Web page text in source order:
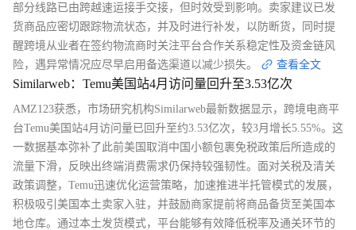
部分线路已由跨越速运接手交接，但时效受到影响。卖家建议已发
货商品应密切跟踪物流状态，并及时进行补发，以防断货，同时提
醒跨境从业者在签约物流商时关注平台合作关系稳定性及资金链风
险，遇异常情况应尽早启用备选渠道以减少损失。
查看全文
Similarweb：Temu美国站4月访问量回升至3.53亿次
AMZ123获悉，市场研究机构Similarweb最新数据显示，跨境电商平
台Temu美国站4月访问量已回升至约3.53亿次，较3月增长5.55%。这
一数据基本弥补了此前美国取消中国小额包裹免税政策后所造成的
流量下滑，反映出终端消费需求仍保持较强韧性。面对关税及清关
政策调整，Temu迅速优化运营策略，加速推进半托管模式的发展，
积极吸引美国本土卖家入驻，并鼓励商家提前将商品备货至美国本
地仓库。通过本土发货模式，平台能够有效降低税率及通关环节的